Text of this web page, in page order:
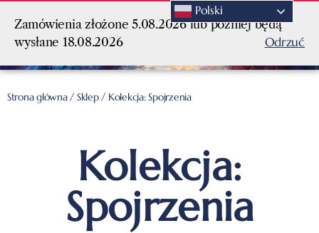
Zamówienia złożone 5.08.2026 lub później będą
wysłane 18.08.2026
Odrzuć
Strona główna/ Sklep/ Kolekcja: Spojrzenia
Kolekcja:
Spojrzenia
Polski